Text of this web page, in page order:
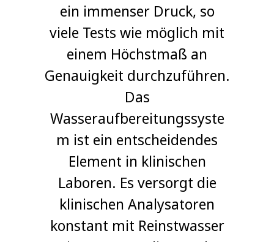
ein immenser Druck, so
viele Tests wie möglich mit
einem Höchstmaß an
Genauigkeit durchzuführen.
Das
Wasseraufbereitungssyste
m ist ein entscheidendes
Element in klinischen
Laboren. Es versorgt die
klinischen Analysatoren
konstant mit Reinstwasser